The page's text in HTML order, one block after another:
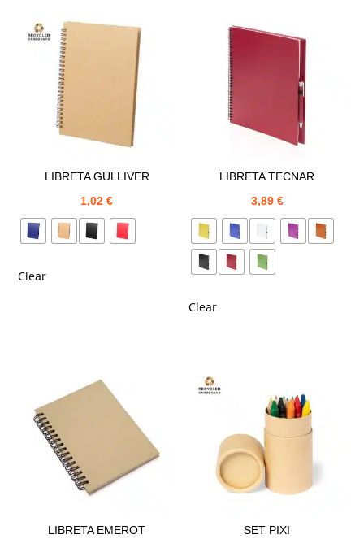
LIBRETA GULLIVER
1,02€
Clear
LIBRETA TECNAR
3,89 €
Clear
LIBRETA EMEROT
SET PIXI